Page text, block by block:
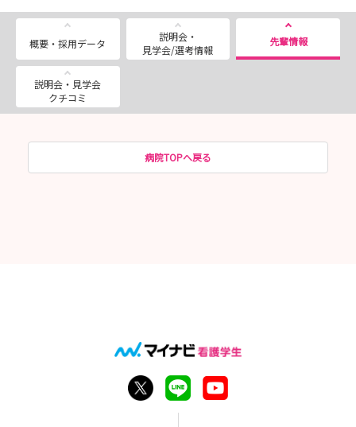
概要・採用データ
説明会・
見学会/選考情報
先輩情報
説明会・見学会
クチコミ
病院TOPへ戻る